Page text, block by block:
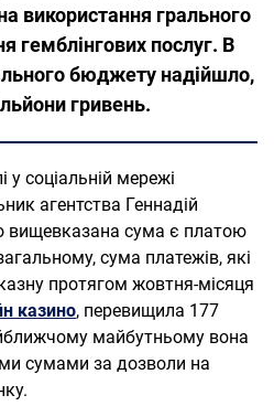
використання грального
гемблінгових послуг. В
бюджету надійшло,
гривень.
у соціальній мережі
агентства Геннадій
вищевказана сума є платою
сума платежів, які
протягом жовтня-місяця
казино, перевищила 177
майбутньому вона
сумами за дозволи на